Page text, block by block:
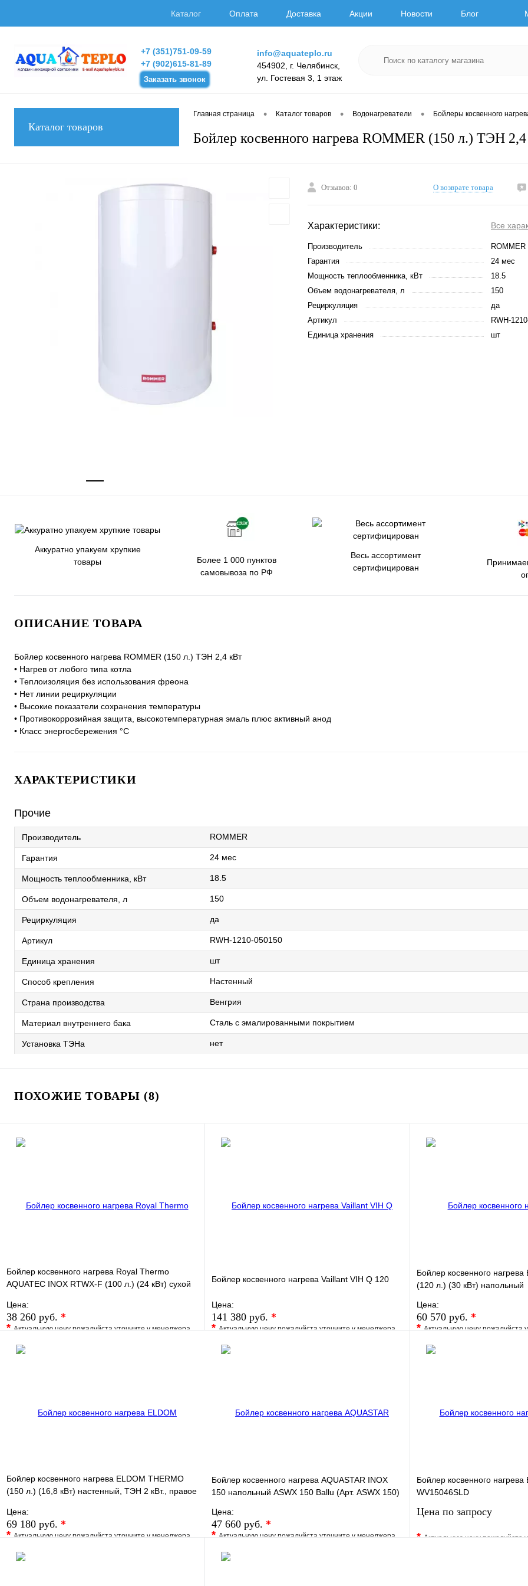
Каталог Оплата Доставка Акции Новости Блог
+7 (351)751-09-59
+7 (902)615-81-89
Заказать звонок
info@aquateplo.ru
454902, г. Челябинск,
ул. Гостевая 3, 1 этаж
Каталог товаров
Главная страница • Каталог товаров • Водонагреватели • Бойлеры косвенного
Бойлер косвенного нагрева ROMMER (150 л.) ТЭН
Отзывов: 0 О возврате товара
Характеристики: Все
Производитель
ROMMER
Гарантия
24 мес
Мощность теплообменника, кВт
18.5
Объем водонагревателя, л
150
Рециркуляция
да
Артикул
RWH-
Единица хранения
шт
Аккуратно упакуем хрупкие
товары
Более 1 000 пунктов
самовывоза по РФ
Весь ассортимент
сертифицирован
ОПИСАНИЕ ТОВАРА
Бойлер косвенного нагрева ROMMER (150 л.) ТЭН 2,4 кВт
• Нагрев от любого типа котла
• Теплоизоляция без использования фреона
• Нет линии рециркуляции
• Высокие показатели сохранения температуры
• Противокоррозийная защита, высокотемпературная эмаль плюс активный анод
• Класс энергосбережения °C
ХАРАКТЕРИСТИКИ
Прочие
Производитель ROMMER
Гарантия 24 мес
Мощность теплообменника, кВт 18.5
Объем водонагревателя, л 150
Рециркуляция да
Артикул RWH-1210-050150
Единица хранения шт
Способ крепления Настенный
Страна производства Венгрия
Материал внутреннего бака Сталь с эмалированными покрытием
Установка ТЭНа нет
ПОХОЖИЕ ТОВАРЫ (8)
Бойлер косвенного нагрева Royal Thermo
AQUATEC INOX RTWX-F (100 л.) (24 кВт) сухой
Цена:
38 260 руб. *
*Актуальную цену пожалуйста уточните у менеджера
В избранное
Бойлер косвенного нагрева Vaillant VIH Q 120
Цена:
141 380 руб. *
*Актуальную цену пожалуйста уточните у менеджера
В избранное
Бойлер косвенного
(120 л.) (30 кВт) напольный
Цена:
60 570 руб. *
*Актуальную цену пожалуйста
В избранное
Бойлер косвенного нагрева ELDOM THERMO
(150 л.) (16,8 кВт) настенный, ТЭН 2 кВт., правое
Цена:
69 180 руб. *
*Актуальную цену пожалуйста уточните у менеджера
В избранное
Бойлер косвенного нагрева AQUASTAR INOX
150 напольный ASWX 150 Ballu (Арт. ASWX 150)
Цена:
47 660 руб. *
*Актуальную цену пожалуйста уточните у менеджера
В избранное
Бойлер косвенного нагрева
WV15046SLD
Цена по запросу
*Актуальную цену пожалуйста